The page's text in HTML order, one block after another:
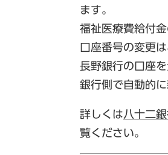
ます。
福祉医療費給付
口座番号の変更
長野銀行の口座
銀行側で自動的
詳しくは八十二
覧ください。